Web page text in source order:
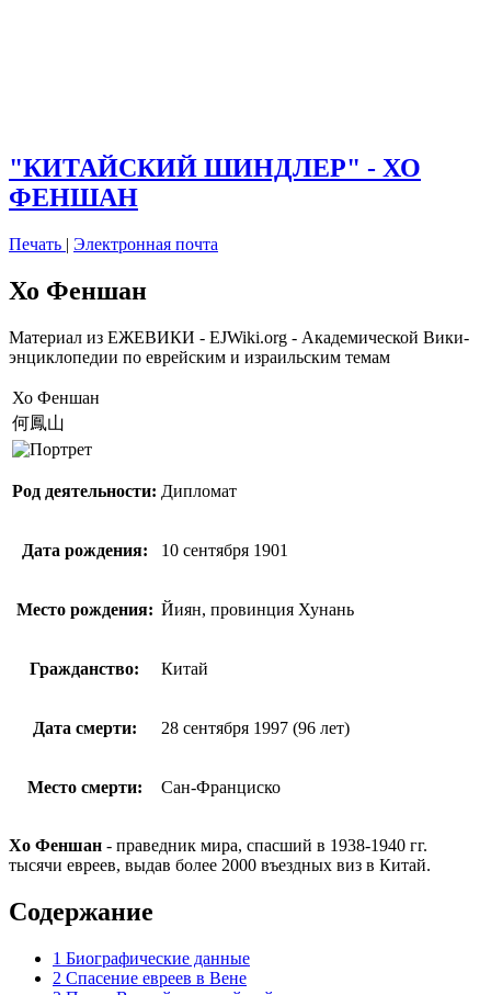
"КИТАЙСКИЙ ШИНДЛЕР" - ХО
ФЕНШАН
Печать | Электронная почта
Хо Феншан
Материал из ЕЖЕВИКИ - EJWiki.org - Академической Вики-
энциклопедии по еврейским и израильским темам
Хо Феншан
何鳳山
Род деятельности: Дипломат
Дата рождения: 10 сентября 1901
Место рождения: Йиян, провинция Хунань
Гражданство: Китай
Дата смерти: 28 сентября 1997 (96 лет)
Место смерти: Сан-Франциско
Хо Феншан - праведник мира, спасший в 1938-1940 гг.
тысячи евреев, выдав более 2000 въездных виз в Китай.
Содержание
1 Биографические данные
2 Спасение евреев в Вене